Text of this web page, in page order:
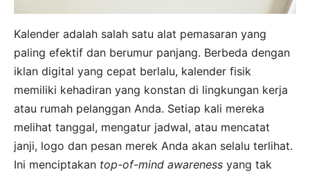
Kalender adalah salah satu alat pemasaran yang
paling efektif dan berumur panjang. Berbeda dengan
iklan digital yang cepat berlalu, kalender fisik
memiliki kehadiran yang konstan di lingkungan kerja
atau rumah pelanggan Anda. Setiap kali mereka
melihat tanggal, mengatur jadwal, atau mencatat
janji, logo dan pesan merek Anda akan selalu terlihat.
Ini menciptakan top-of-mind awareness yang tak